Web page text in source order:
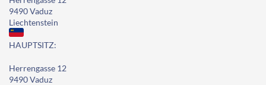
9490 Vaduz
Liechtenstein
HAUPTSITZ:
Herrengasse 12
9490 Vaduz